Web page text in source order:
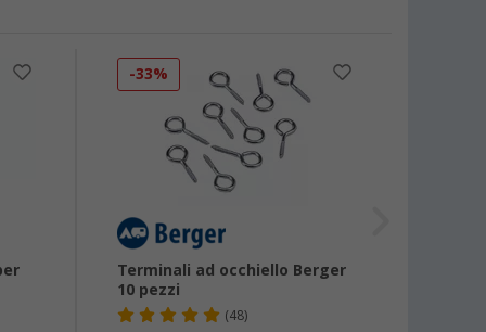
-33%
Terminali ad occhiello Berger
10 pezzi
(48)